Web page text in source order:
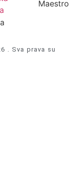
. Sva prava su